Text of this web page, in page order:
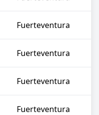
Fuerteventura
Fuerteventura
Fuerteventura
Fuerteventura